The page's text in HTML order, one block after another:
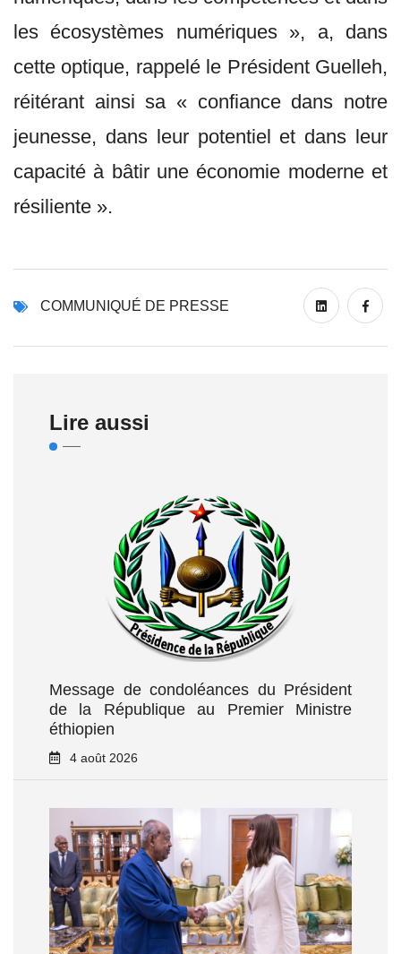
les écosystèmes numériques », a, dans
cette optique, rappelé le Président Guelleh,
réitérant ainsi sa « confiance dans notre
jeunesse, dans leur potentiel et dans leur
capacité à bâtir une économie moderne et
résiliente ».
COMMUNIQUÉ DE PRESSE
Lire aussi
Message de condoléances du Président
de la République au Premier Ministre
éthiopien
4 août 2026